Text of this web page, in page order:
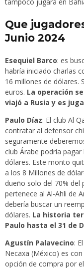
Que
Junio 2024
Esequiel Barco: es
habría iniciado charlas
16 millones de dólares.
euros. La operación
viajó a Rusia y es
Paulo Díaz: El club Al
contratar al defensor
seguramente
club Árabe podría
dólares. Este monto
a los 8 Millones de
dueño solo del 70%
pertenece al Al-Ahli de
debería buscar un
dólares. La historia
Paulo hasta el 31 de
Agustín Palavecino:
Necaxa (México) es
opción de compra por